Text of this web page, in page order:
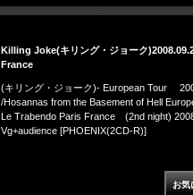
Killing Joke(キリング・ジョーク
France
(キリング・ジョーク)- European Tour
/Hosannas from the Basement of Hell
Le Trabendo Paris France (2nd night)
Vg+audience [PHOENIX(2CD-R)]